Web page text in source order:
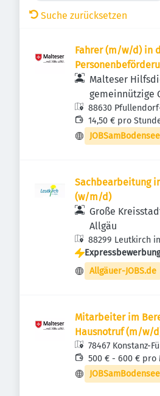
Suche zurücksetzen
Fahrer (m/w/d) in
Malteser
gemeinnützige
88630
Deutschland
14,50 € pro
Sachbearbeitung
(w/m/d)
Große
Allgäu
88299 Leutkirch
Deutschland
Expressbewerbung
Allgäuer-JOBS.de
Mitarbeiter im
Hausnotruf (m/w/
78467 Konstanz-
Deutschland
500 € - 600 € pro